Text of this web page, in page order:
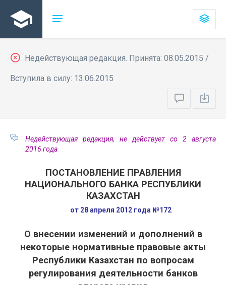
Недействующая редакция. Принята: 08.05.2015 /
Вступила в силу: 13.06.2015
Недействующая редакция, не действует со 2 августа
2016 года
ПОСТАНОВЛЕНИЕ ПРАВЛЕНИЯ
НАЦИОНАЛЬНОГО БАНКА РЕСПУБЛИКИ
КАЗАХСТАН
от 28 апреля 2012 года №172
О внесении изменений и дополнений в
некоторые нормативные правовые акты
Республики Казахстан по вопросам
регулирования деятельности банков